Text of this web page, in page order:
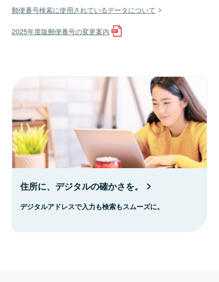
郵便番号検索に使用されているデータについて
2025年度版郵便番号の変更案内
住所に、デジタルの確かさを。
デジタルアドレスで入力も検索もスムーズに。